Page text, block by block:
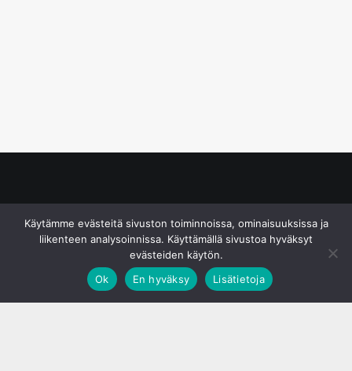
Käytämme evästeitä sivuston toiminnoissa, ominaisuuksissa ja
liikenteen analysoinnissa. Käyttämällä sivustoa hyväksyt
evästeiden käytön.
Ok
En hyväksy Lisätietoja